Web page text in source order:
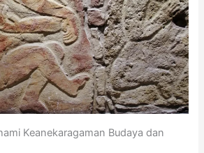
Keanekaragaman Budaya dan